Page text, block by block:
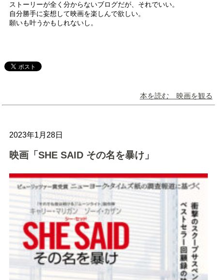
ストーリーが全く分からないブログだが、それでいい。
自分勝手に妄想して映画を楽しんで欲しい。
願いも叶うかもしれないし。
本を読む 映画を観る
2023年1月28日
映画「SHE SAID その名を暴け」